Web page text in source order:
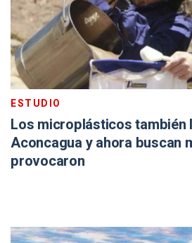
ESTUDIO
Los microplásticos también
Aconcagua y ahora buscan
provocaron